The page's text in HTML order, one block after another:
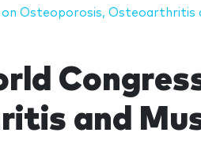
Osteoporosis, Osteoarthritis
and